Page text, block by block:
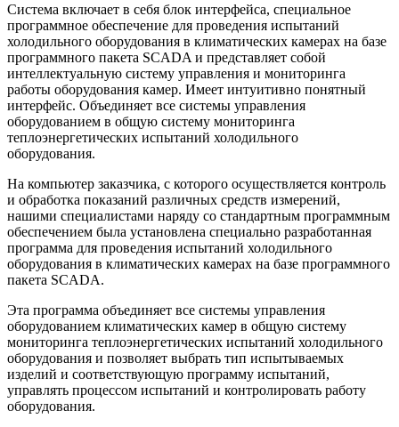
Система включает в себя блок интерфейса, специальное
программное обеспечение для проведения испытаний
холодильного оборудования в климатических камерах на базе
программного пакета SCADA и представляет собой
интеллектуальную систему управления и мониторинга
работы оборудования камер. Имеет интуитивно понятный
интерфейс. Объединяет все системы управления
оборудованием в общую систему мониторинга
теплоэнергетических испытаний холодильного
оборудования.
На компьютер заказчика, с которого осуществляется контроль
и обработка показаний различных средств измерений,
нашими специалистами наряду со стандартным программным
обеспечением была установлена специально разработанная
программа для проведения испытаний холодильного
оборудования в климатических камерах на базе программного
пакета SCADA.
Эта программа объединяет все системы управления
оборудованием климатических камер в общую систему
мониторинга теплоэнергетических испытаний холодильного
оборудования и позволяет выбрать тип испытываемых
изделий и соответствующую программу испытаний,
управлять процессом испытаний и контролировать работу
оборудования.